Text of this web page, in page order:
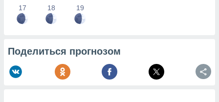
17 18 19
Поделиться прогнозом